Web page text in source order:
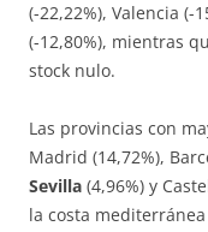
(-22,22%), Valencia (-
(-12,80%), mientras
stock nulo.
Las provincias con
Madrid (14,72%),
Sevilla (4,96%) y
la costa